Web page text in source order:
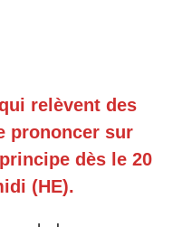
relèvent des
prononcer sur
dès le 20
(HE).